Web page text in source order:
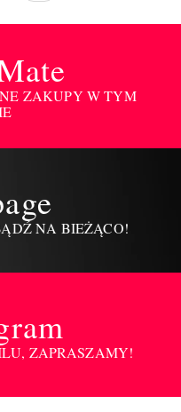
ZAKUPY W TYM
NA BIEŻĄCO!
ZAPRASZAMY!